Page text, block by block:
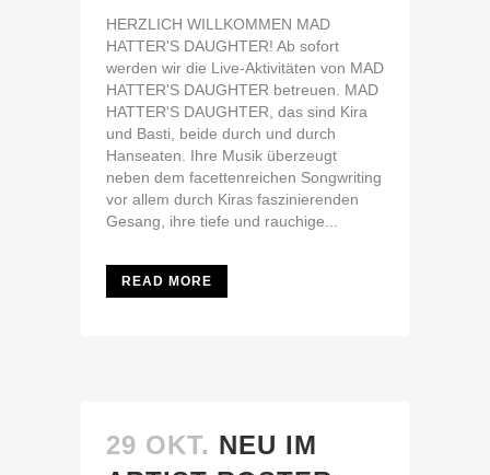
HERZLICH WILLKOMMEN MAD
HATTER'S DAUGHTER! Ab sofort
werden wir die Live-Aktivitäten von MAD
HATTER'S DAUGHTER betreuen. MAD
HATTER'S DAUGHTER, das sind Kira
und Basti, beide durch und durch
Hanseaten. Ihre Musik überzeugt
neben dem facettenreichen Songwriting
vor allem durch Kiras faszinierenden
Gesang, ihre tiefe und rauchige...
READ MORE
29 OKT. NEU IM